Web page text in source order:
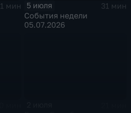
мин
5 июля
31 мин
События недели
05.07.2026